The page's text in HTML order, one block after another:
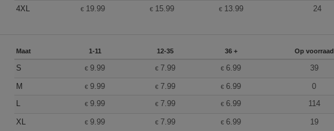
4XL € 19.99 € 15.99 € 13.99 24
Maat 1-11 12-35 36 + Op voorraad
S €9.99 € 7.99 €6.99 39
M €9.99 € 7.99 €6.99
0
L
€9.99 € 7.99 €6.99 114
XL €9.99 € 7.99 €6.99 19